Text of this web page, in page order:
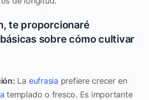
te proporcionaré
sobre cómo cultivar
La eufrasia prefiere crecer en
templado o fresco. Es importante